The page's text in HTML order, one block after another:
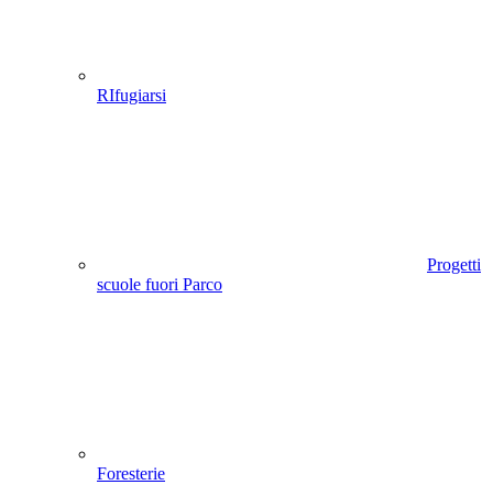
RIfugiarsi
Progetti
scuole fuori Parco
Foresterie